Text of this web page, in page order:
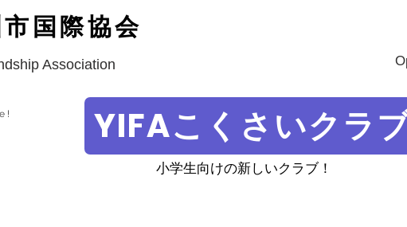
国際協会
Association
! YIFAこくさいクラ
小学生向けの新しいクラブ！